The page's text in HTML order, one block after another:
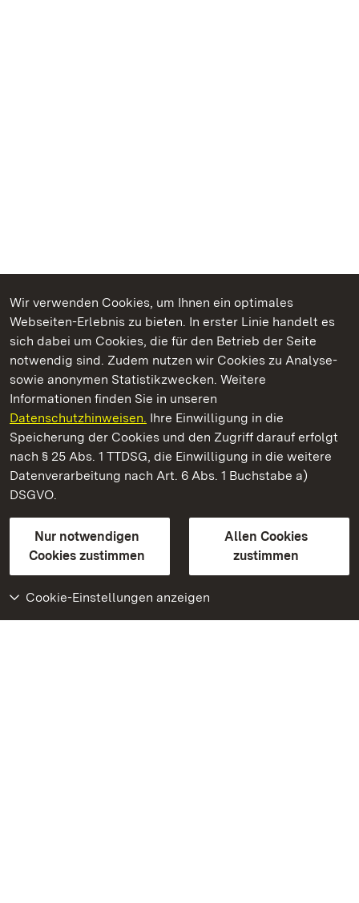
Wir verwenden Cookies, um Ihnen ein optimales
Webseiten-Erlebnis zu bieten. In erster Linie handelt es
sich dabei um Cookies, die für den Betrieb der Seite
notwendig sind. Zudem nutzen wir Cookies zu Analyse-
sowie anonymen Statistikzwecken. Weitere
Informationen finden Sie in unseren
Datenschutzhinweisen. Ihre Einwilligung in die
Speicherung der Cookies und den Zugriff darauf erfolgt
nach § 25 Abs. 1 TTDSG, die Einwilligung in die weitere
Datenverarbeitung nach Art. 6 Abs. 1 Buchstabe a)
DSGVO.
Nur notwendigen
Cookies zustimmen
Allen Cookies
zustimmen
Cookie-Einstellungen anzeigen
Kommen. Staunen. Genießen.
Schloss Favorite Rastatt
Staatliche Schlösser und Gärten Baden-Württemberg
Kontakt
GebärdenspracheLeichte Sprache
Erklärung zur Barrierefreiheit
BITV-konform (geprüfte Seiten)
Weiteres